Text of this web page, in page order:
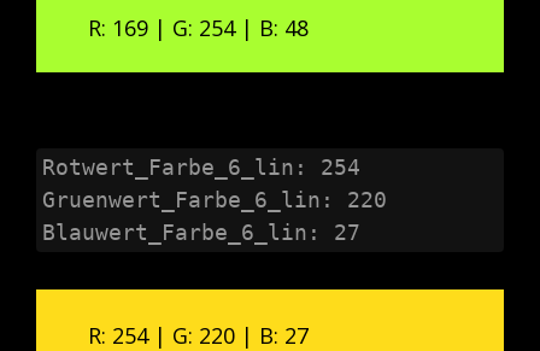
R: 169 | G: 254 | B: 48
Rotwert_Farbe_6_lin: 254
Gruenwert_Farbe_6_lin: 220
Blauwert_Farbe_6_lin: 27
R: 254 | G: 220 | B: 27